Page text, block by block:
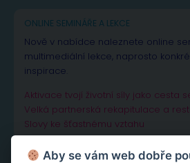
ONLINE SEMINÁŘE A LEKCE
Nově v nabídce naleznete online
multimediální lekce, naprosto
inspirace.
Aktivace tvojí životní síly jako cesta
Velká partnerská rekapitulace a
Slovy ke šťastnému vztahu
Aby se vám web dobře